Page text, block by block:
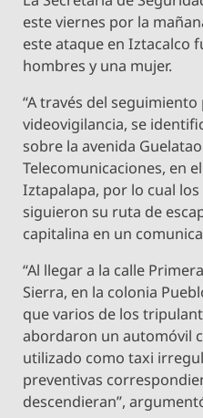
este viernes por la
este ataque en Iztacalco
hombres y una mujer.
“A través del
videovigilancia, se
sobre la avenida
Telecomunicaciones, en
Iztapalapa, por lo cual
siguieron su ruta de
capitalina en un
“Al llegar a la calle
Sierra, en la colonia
que varios de los
abordaron un automóvil
utilizado como taxi
preventivas
descendieran”,